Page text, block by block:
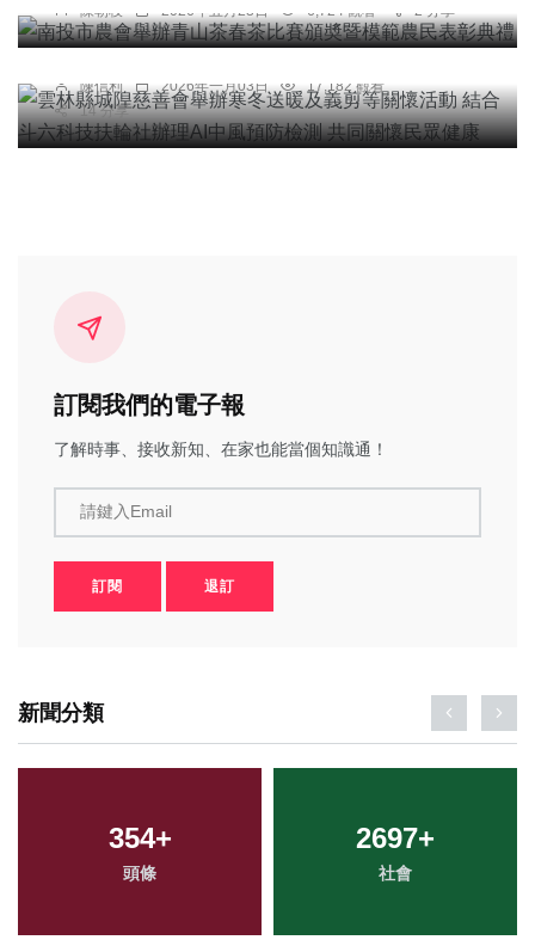
陳朝枝 2026年五月23日 6,724 觀看 2 分享
結合斗六科技扶輪社辦理AI中風預防檢測 共同關懷
陳信利 2026年一月03日
17,182 觀看
14 分享
訂閱我們的電子報
了解時事、接收新知、在家也能當個知識通！
請鍵入Email
訂閱 退訂
新聞分類
354+
頭條
2697+
社會